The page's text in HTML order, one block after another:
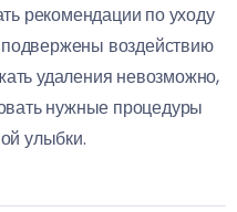
рекомендации по уходу
воздействию
удаления невозможно,
нужные процедуры
улыбки.